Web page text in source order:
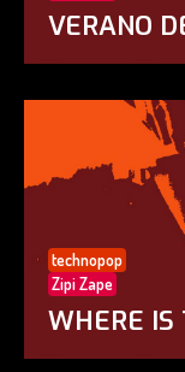
VERANO
technopop
Zipi Zape
WHERE IS